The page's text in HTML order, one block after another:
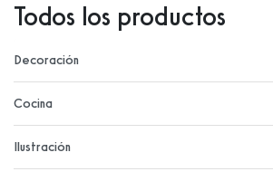
Todos los productos
Decoración
Cocina
Ilustración